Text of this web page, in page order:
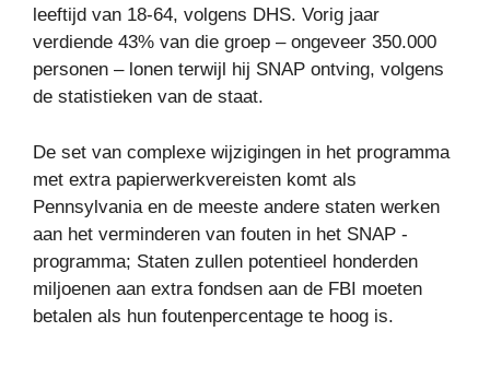
leeftijd van 18-64, volgens DHS. Vorig jaar
verdiende 43% van die groep – ongeveer 350.000
personen – lonen terwijl hij SNAP ontving, volgens
de statistieken van de staat.
De set van complexe wijzigingen in het programma
met extra papierwerkvereisten komt als
Pennsylvania en de meeste andere staten werken
aan het verminderen van fouten in het SNAP -
programma; Staten zullen potentieel honderden
miljoenen aan extra fondsen aan de FBI moeten
betalen als hun foutenpercentage te hoog is.